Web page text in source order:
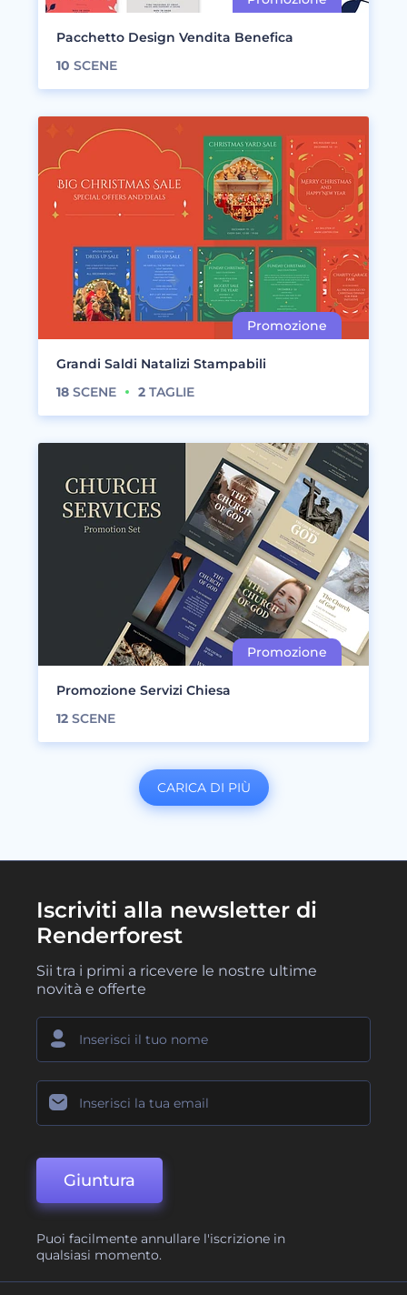
Pacchetto Design Vendita Benefica
10 SCENE
Grandi Saldi Natalizi Stampabili
18 SCENE 2 TAGLIE
Promozione Servizi Chiesa
12 SCENE
CARICA DI PIÙ
Iscriviti alla newsletter di
Renderforest
Sii tra i primi a ricevere le nostre ultime
novità e offerte
Giuntura
Puoi facilmente annullare l'iscrizione in
qualsiasi momento.